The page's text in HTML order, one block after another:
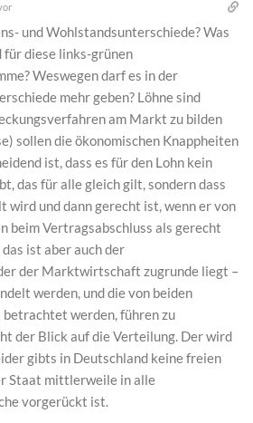
und Wohlstandsunterschiede? Was
diese links-grünen
Weswegen darf es in der
mehr geben? Löhne sind
am Markt zu bilden
sollen die ökonomischen Knappheiten
ist, dass es für den Lohn kein
das für alle gleich gilt, sondern dass
wird und dann gerecht ist, wenn er von
beim Vertragsabschluss als gerecht
ist aber auch der
der Marktwirtschaft zugrunde liegt –
werden, und die von beiden
werden, führen zu
der Blick auf die Verteilung. Der wird
gibts in Deutschland keine freien
Staat mittlerweile in alle
vorgerückt ist.